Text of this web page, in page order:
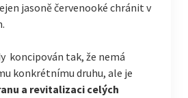
jasoně červenooké chránit v
koncipován tak, že nemá
konkrétnímu druhu, ale je
a revitalizaci celých